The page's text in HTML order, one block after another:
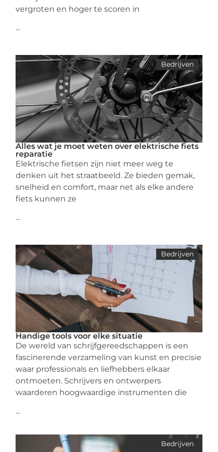
vergroten en hoger te scoren in
...
Bedrijven
Alles wat je moet weten over elektrische fiets
reparatie
Elektrische fietsen zijn niet meer weg te
denken uit het straatbeeld. Ze bieden gemak,
snelheid en comfort, maar net als elke andere
fiets kunnen ze
...
Bedrijven
Handige tools voor elke situatie
De wereld van schrijfgereedschappen is een
fascinerende verzameling van kunst en precisie
waar professionals en liefhebbers elkaar
ontmoeten. Schrijvers en ontwerpers
waarderen hoogwaardige instrumenten die
...
Bedrijven